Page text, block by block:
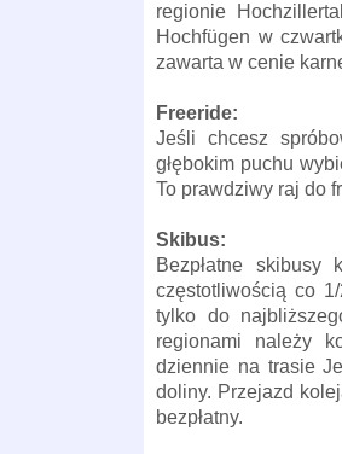
regionie
Hochfügen w
zawarta w cenie
Freeride:
Jeśli chcesz
głębokim puchu
To prawdziwy raj do
Skibus:
Bezpłatne
częstotliwością co
tylko do
regionami należy
dziennie na trasie
doliny. Przejazd
bezpłatny.